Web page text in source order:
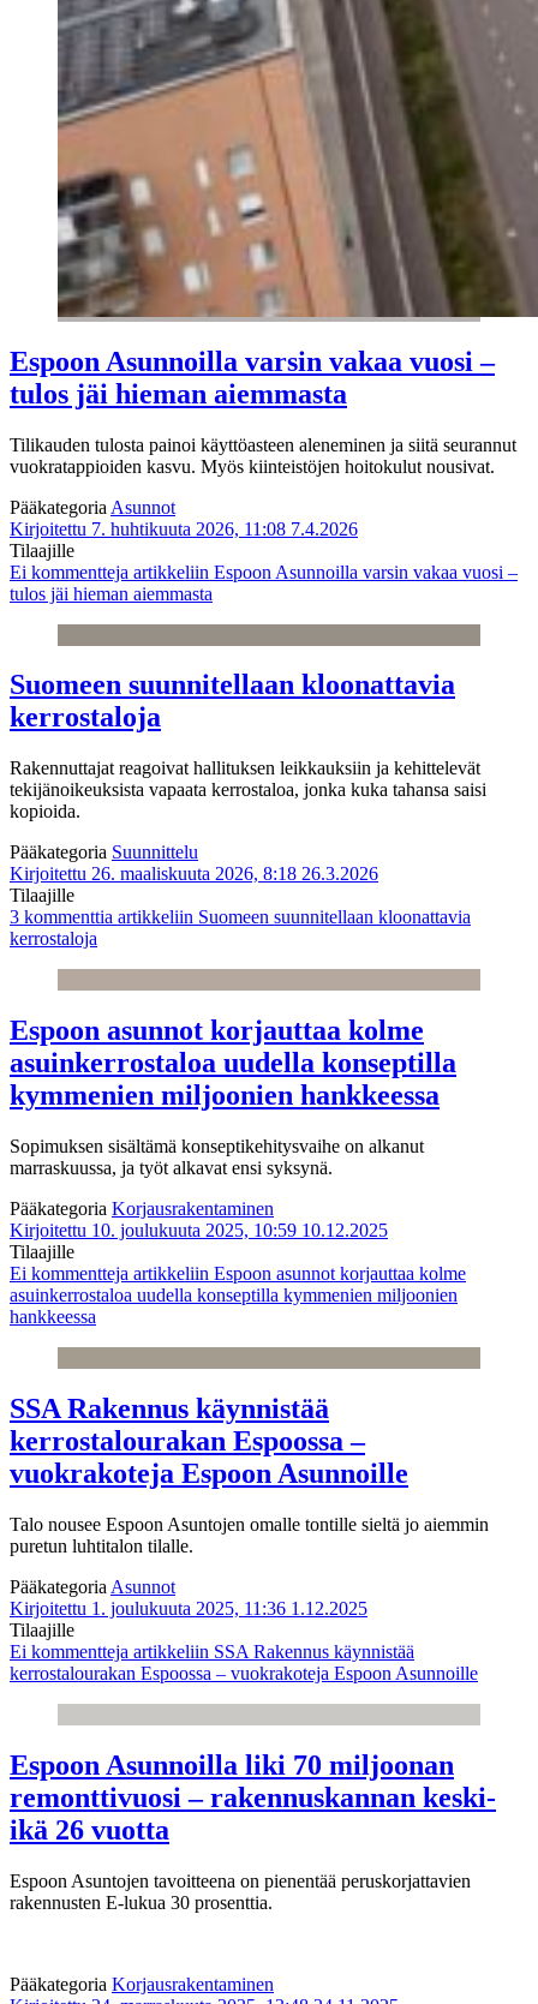
Espoon Asunnoilla varsin vakaa vuosi –
tulos jäi hieman aiemmasta
Tilikauden tulosta painoi käyttöasteen aleneminen ja siitä seurannut
vuokratappioiden kasvu. Myös kiinteistöjen hoitokulut nousivat.
Pääkategoria Asunnot
Kirjoitettu 7. huhtikuuta 2026, 11:08 7.4.2026
Tilaajille
Ei kommentteja artikkeliin Espoon Asunnoilla varsin vakaa vuosi –
tulos jäi hieman aiemmasta
Suomeen suunnitellaan kloonattavia
kerrostaloja
Rakennuttajat reagoivat hallituksen leikkauksiin ja kehittelevät
tekijänoikeuksista vapaata kerrostaloa, jonka kuka tahansa saisi
kopioida.
Pääkategoria Suunnittelu
Kirjoitettu 26. maaliskuuta 2026, 8:18 26.3.2026
Tilaajille
3 kommenttia artikkeliin Suomeen suunnitellaan kloonattavia
kerrostaloja
Espoon asunnot korjauttaa kolme
asuinkerrostaloa uudella konseptilla
kymmenien miljoonien hankkeessa
Sopimuksen sisältämä konseptikehitysvaihe on alkanut
marraskuussa, ja työt alkavat ensi syksynä.
Pääkategoria Korjausrakentaminen
Kirjoitettu 10. joulukuuta 2025, 10:59 10.12.2025
Tilaajille
Ei kommentteja artikkeliin Espoon asunnot korjauttaa kolme
asuinkerrostaloa uudella konseptilla kymmenien miljoonien
hankkeessa
SSA Rakennus käynnistää
kerrostalourakan Espoossa –
vuokrakoteja Espoon Asunnoille
Talo nousee Espoon Asuntojen omalle tontille sieltä jo aiemmin
puretun luhtitalon tilalle.
Pääkategoria Asunnot
Kirjoitettu 1. joulukuuta 2025, 11:36 1.12.2025
Tilaajille
Ei kommentteja artikkeliin SSA Rakennus käynnistää
kerrostalourakan Espoossa – vuokrakoteja Espoon Asunnoille
Espoon Asunnoilla liki 70 miljoonan
remonttivuosi – rakennuskannan keski-
ikä 26 vuotta
Espoon Asuntojen tavoitteena on pienentää peruskorjattavien
rakennusten E-lukua 30 prosenttia.
Pääkategoria Korjausrakentaminen